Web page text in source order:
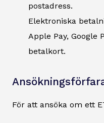
postadress.
Elektroniska
Apple Pay,
betalkort.
För att ansöka om ett